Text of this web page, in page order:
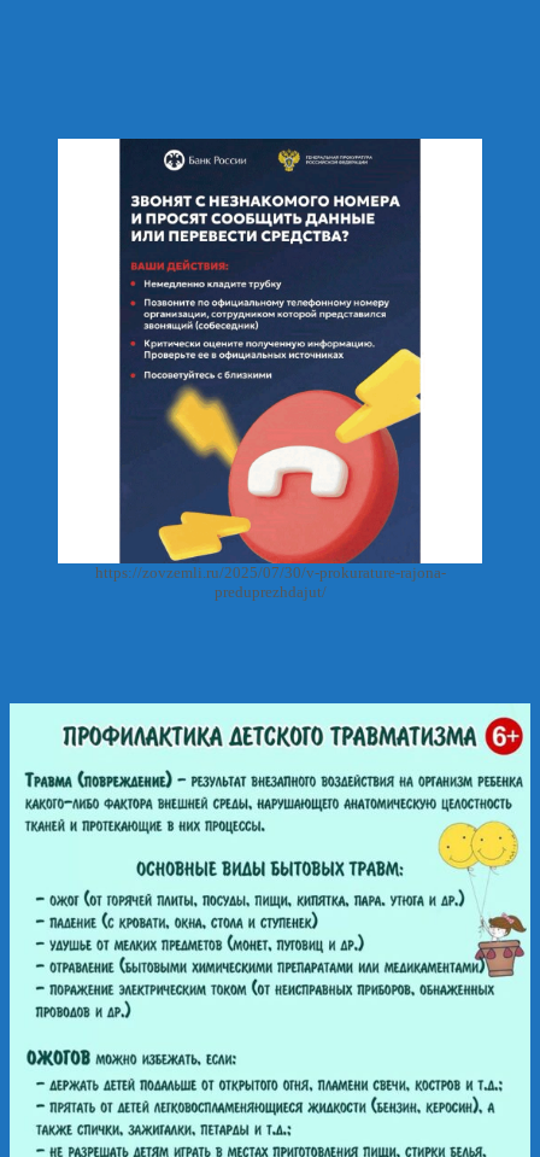
https://zovzemli.ru/2025/07/30/v-prokurature-rajona-
preduprezhdajut/